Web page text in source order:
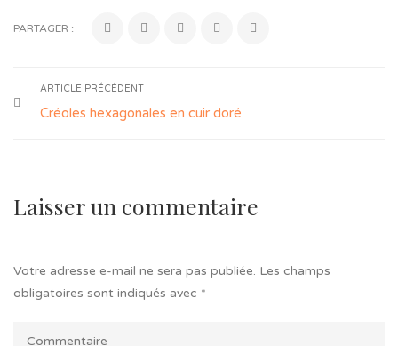
PARTAGER :
ARTICLE PRÉCÉDENT
Créoles hexagonales en cuir doré
Laisser un commentaire
Votre adresse e-mail ne sera pas publiée. Les champs
obligatoires sont indiqués avec *